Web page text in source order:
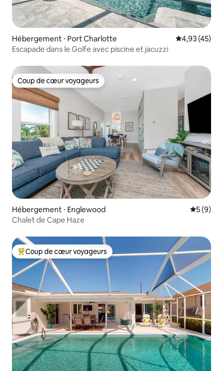
Hébergement ⋅ Port Charlotte Évaluation
4,93 (45)
Escapade dans le Golfe avec piscine et jacuzzi
Coup de cœur voyageurs
Coup de cœur voyageurs
Hébergement ⋅ Englewood
5 (9)
Chalet de Cape Haze
Coups de cœur voyageurs les plus appréciés
Coup de cœur voyageurs